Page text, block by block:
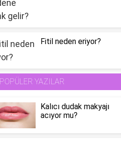
Fitil neden eriyor?
POPÜLER YAZILAR
Kalıcı dudak makyajı
acıyor mu?